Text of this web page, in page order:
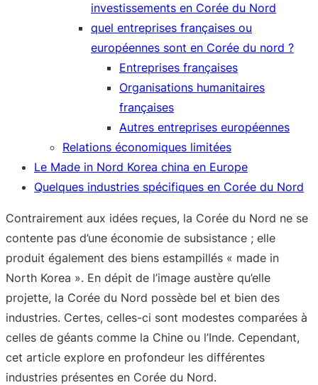
investissements en Corée du Nord
quel entreprises françaises ou
européennes sont en Corée du nord ?
Entreprises françaises
Organisations humanitaires
françaises
Autres entreprises européennes
Relations économiques limitées
Le Made in Nord Korea china en Europe
Quelques industries spécifiques en Corée du Nord
Contrairement aux idées reçues, la Corée du Nord ne se
contente pas d’une économie de subsistance ; elle
produit également des biens estampillés « made in
North Korea ». En dépit de l’image austère qu’elle
projette, la Corée du Nord possède bel et bien des
industries. Certes, celles-ci sont modestes comparées à
celles de géants comme la Chine ou l’Inde. Cependant,
cet article explore en profondeur les différentes
industries présentes en Corée du Nord.